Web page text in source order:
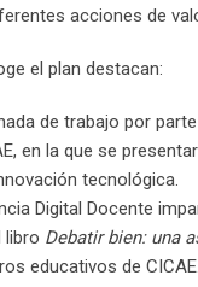
acciones de
el plan destacan:
de trabajo por
en la que se
tecnológica.
Digital Docente
libro Debatir bien: una
educativos de CICAE.